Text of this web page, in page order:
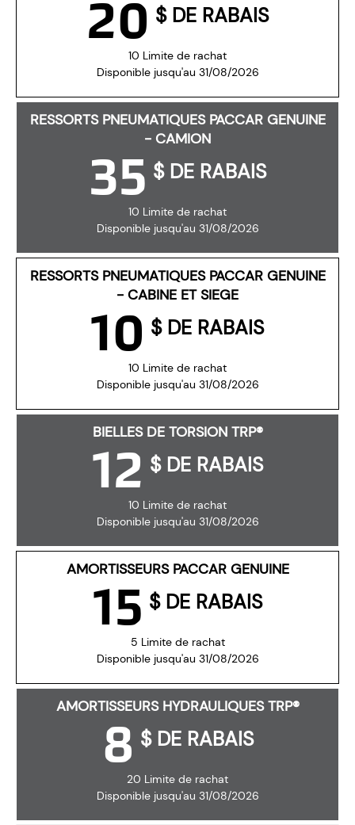
10 Limite de rachat
Disponible jusqu'au 31/08/2026
20 $ DE RABAIS
RESSORTS PNEUMATIQUES PACCAR GENUINE
- CAMION
10 Limite de rachat
Disponible jusqu'au 31/08/2026
35 $ DE RABAIS
RESSORTS PNEUMATIQUES PACCAR GENUINE
- CABINE ET SIEGE
10 Limite de rachat
Disponible jusqu'au 31/08/2026
10 $ DE RABAIS
BIELLES DE TORSION TRP®
10 Limite de rachat
Disponible jusqu'au 31/08/2026
12 $ DE RABAIS
AMORTISSEURS PACCAR GENUINE
5 Limite de rachat
Disponible jusqu'au 31/08/2026
15 $ DE RABAIS
AMORTISSEURS HYDRAULIQUES TRP®
20 Limite de rachat
Disponible jusqu'au 31/08/2026
8 $ DE RABAIS